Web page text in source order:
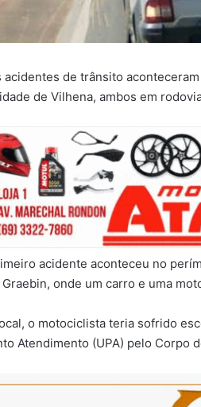
acidentes de trânsito
de Vilhena, ambos em
acidente aconteceu no
Graebin, onde um carro e uma
o motociclista teria sofrido
Atendimento (UPA) pelo Corpo